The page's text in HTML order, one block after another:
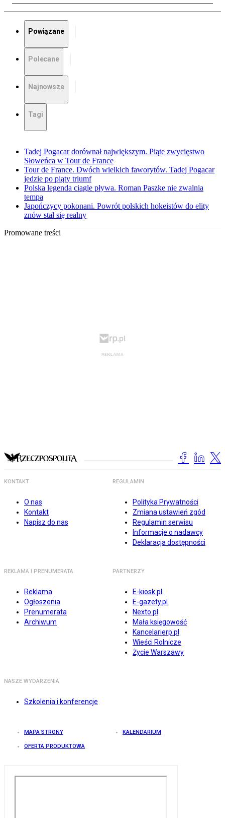
Powiązane
Polecane
Najnowsze
Tagi
Tadej Pogacar dorównał największym. Piąte zwycięstwo
Słoweńca w Tour de France
Tour de France. Dwóch wielkich faworytów. Tadej Pogacar
jedzie po piąty triumf
Polska legenda ciągle pływa. Roman Paszke nie zwalnia
tempa
Japończycy pokonani. Powrót polskich hokeistów do elity
znów stał się realny
Promowane treści
KONTAKT
O nas
Kontakt
Napisz do nas
REGULAMIN
Polityka Prywatności
Zmiana ustawień zgód
Regulamin serwisu
Informacje o nadawcy
Deklaracja dostępności
REKLAMA I PRENUMERATA
Reklama
Ogłoszenia
Prenumerata
Archiwum
PARTNERZY
E-kiosk.pl
E-gazety.pl
Nexto.pl
Mała księgowość
Kancelarierp.pl
Wieści Rolnicze
Życie Warszawy
NASZE WYDARZENIA
Szkolenia i konferencje
MAPA STRONY KALENDARIUM
OFERTA PRODUKTOWA